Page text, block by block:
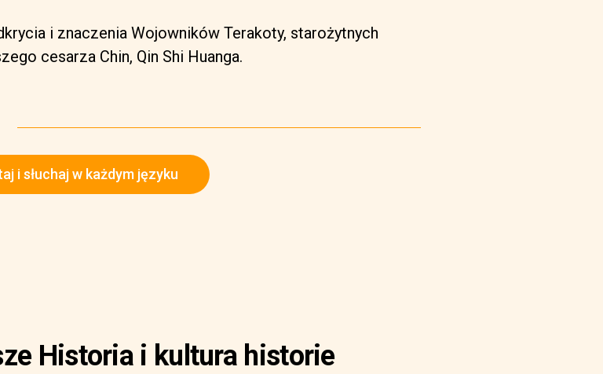
i znaczenia Wojowników Terakoty, starożytnych
cesarza Chin, Qin Shi Huanga.
i słuchaj w każdym języku
Historia i kultura historie